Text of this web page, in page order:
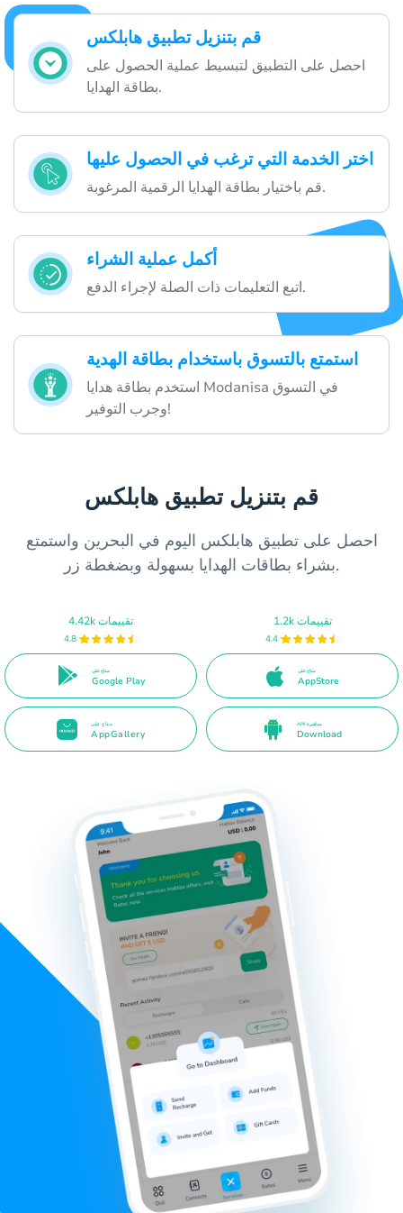
قم بتنزيل تطبيق هابلكس
احصل على التطبيق لتبسيط عملية الحصول على
بطاقة الهدايا.
اختر الخدمة التي ترغب في الحصول عليها
قم باختيار بطاقة الهدايا الرقمية المرغوبة.
أكمل عملية الشراء
اتبع التعليمات ذات الصلة لإجراء الدفع.
استمتع بالتسوق باستخدام بطاقة الهدية
استخدم بطاقة هدايا Modanisa في التسوق
وجرب التوفير!
قم بتنزيل تطبيق هابلكس
احصل على تطبيق هابلكس اليوم في البحرين واستمتع
بشراء بطاقات الهدايا بسهولة وبضغطة زر.
4.42k تقييمات
4.8
متاح على
Google Play
1.2k تقييمات
4.4
متاح على
AppStore
متاح على
AppGallery
APK مباشرة
Download